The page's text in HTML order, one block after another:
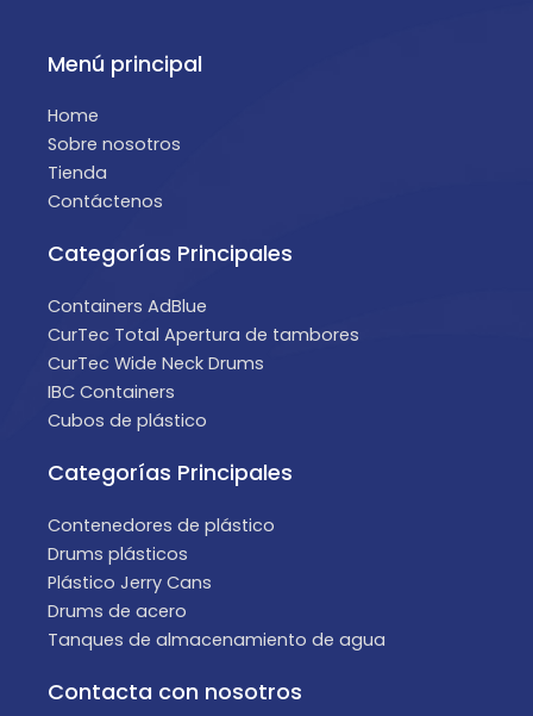
Menú principal
Home
Sobre nosotros
Tienda
Contáctenos
Categorías Principales
Containers AdBlue
CurTec Total Apertura de tambores
CurTec Wide Neck Drums
IBC Containers
Cubos de plástico
Categorías Principales
Contenedores de plástico
Drums plásticos
Plástico Jerry Cans
Drums de acero
Tanques de almacenamiento de agua
Contacta con nosotros